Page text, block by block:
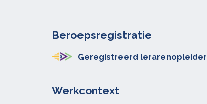
Beroepsregistratie
Geregistreerd lerarenopleider
Werkcontext